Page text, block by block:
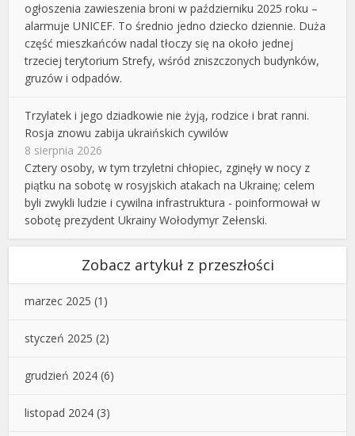
ogłoszenia zawieszenia broni w październiku 2025 roku –
alarmuje UNICEF. To średnio jedno dziecko dziennie. Duża
część mieszkańców nadal tłoczy się na około jednej
trzeciej terytorium Strefy, wśród zniszczonych budynków,
gruzów i odpadów.
Trzylatek i jego dziadkowie nie żyją, rodzice i brat ranni.
Rosja znowu zabija ukraińskich cywilów
8 sierpnia 2026
Cztery osoby, w tym trzyletni chłopiec, zginęły w nocy z
piątku na sobotę w rosyjskich atakach na Ukrainę; celem
byli zwykli ludzie i cywilna infrastruktura - poinformował w
sobotę prezydent Ukrainy Wołodymyr Zełenski.
Zobacz artykuł z przeszłości
marzec 2025 (1)
styczeń 2025 (2)
grudzień 2024 (6)
listopad 2024 (3)